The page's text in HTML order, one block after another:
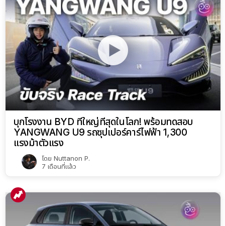
บุกโรงงาน BYD ที่ใหญ่ที่สุดในโลก! พร้อมทดสอบ
YANGWANG U9 รถซุปเปอร์คาร์ไฟฟ้า 1,300
แรงม้าตัวแรง
โดย Nuttanon P.
7 เดือนที่แล้ว